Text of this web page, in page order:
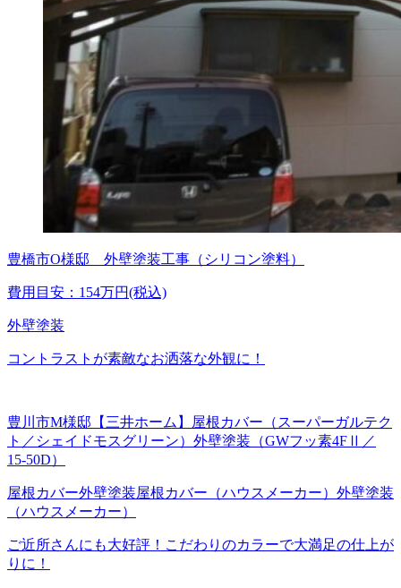
豊橋市O様邸 外壁塗装工事（シリコン塗料）
費用目安：154万円(税込)
外壁塗装
コントラストが素敵なお洒落な外観に！
豊川市M様邸【三井ホーム】屋根カバー（スーパーガルテク
ト／シェイドモスグリーン）外壁塗装（GWフッ素4FⅡ／
15-50D）
屋根カバー外壁塗装屋根カバー（ハウスメーカー） 外壁塗装
（ハウスメーカー）
ご近所さんにも大好評！こだわりのカラーで大満足の仕上が
りに！